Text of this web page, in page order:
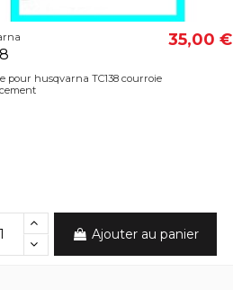
35,00 €
pour husqvarna TC138 courroie
Ajouter au panier